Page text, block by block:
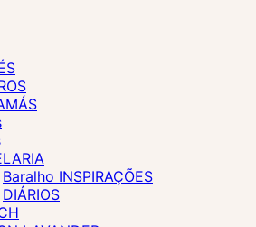
Baralho INSPIRAÇÕES
DIÁRIOS